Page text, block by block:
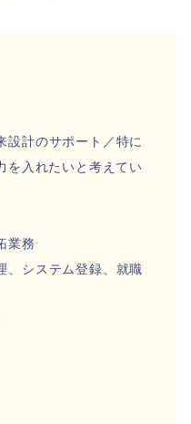
設計のサポート／特に
を入れたいと考えてい
業務
、システム登録、就職